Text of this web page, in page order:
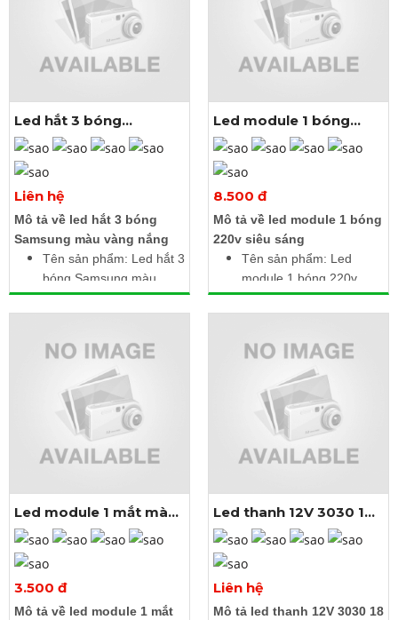
IP67: Chống nước
Kích thước bóng: Đầu
5mm, đế 9mm
Chiều dài: 3m gồm 50
20 module liền dây
Cấp độ bảo vệ: IP67
Xem thêm ảnh
Led hắt 3 bóng
samsung màu vàng
nắng
Liên hệ
Mô tả về led hắt 3 bóng
Samsung màu vàng nắng
Tên sản phẩm: Led hắt 3
bóng Samsung màu
vàng nắng
Điện áp: 12V DC
module
Kích thước: 2.5m gồm
20 module liền dây
Cấp độ bảo vệ: IP65
Xem thêm ảnh
Led module 1 bóng
220V
8.500 đ
Mô tả về led module 1 bóng
220v siêu sáng
Tên sản phẩm: Led
module 1 bóng 220v
Điện áp: 220V AC
Công suất: 1.5W /
Kích thước: 2.5m gồm
20 module liền dây
Cấp độ bảo vệ: IP65
Xem thêm ảnh
Led module 1 mắt màu
vàng đậm
3.500 đ
Mô tả về led module 1 mắt
Xem thêm ảnh
Led thanh 12V 3030 18
led màu trắng
Liên hệ
Mô tả led thanh 12V 3030 18